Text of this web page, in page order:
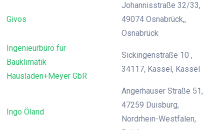
Givos
Johannisstraße 32/33,
49074 Osnabrück,,
Osnabrück
Ingenieurbüro für
Bauklimatik
Hausladen+Meyer GbR
Sickingenstraße 10 ,
34117, Kassel, Kassel
Ingo Öland
Angerhauser Straße 51,
47259 Duisburg,
Nordrhein-Westfalen,